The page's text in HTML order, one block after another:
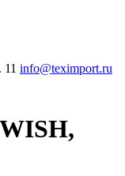
info@teximport.ru